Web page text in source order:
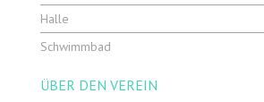
Halle
Schwimmbad
ÜBER DEN VEREIN